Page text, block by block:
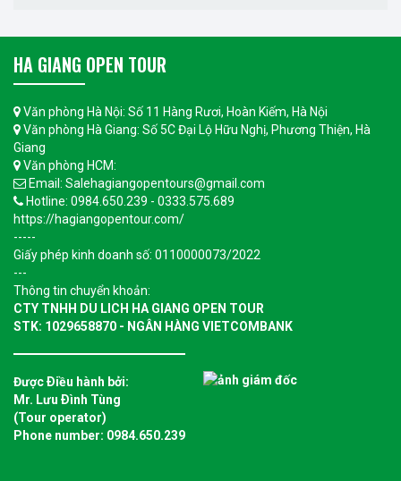
HA GIANG OPEN TOUR
Văn phòng Hà Nội: Số 11 Hàng Rươi, Hoàn Kiếm, Hà Nội
Văn phòng Hà Giang: Số 5C Đại Lộ Hữu Nghị, Phương Thiện, Hà
Giang
Văn phòng HCM:
Email: Salehagiangopentours@gmail.com
Hotline: 0984.650.239 - 0333.575.689
https://hagiangopentour.com/
-----
Giấy phép kinh doanh số: 0110000073/2022
---
Thông tin chuyển khoản:
CTY TNHH DU LICH HA GIANG OPEN TOUR
STK: 1029658870 - NGÂN HÀNG VIETCOMBANK
Được Ðiều hành bởi:
Mr. Lưu Ðình Tùng
(Tour operator)
Phone number: 0984.650.239